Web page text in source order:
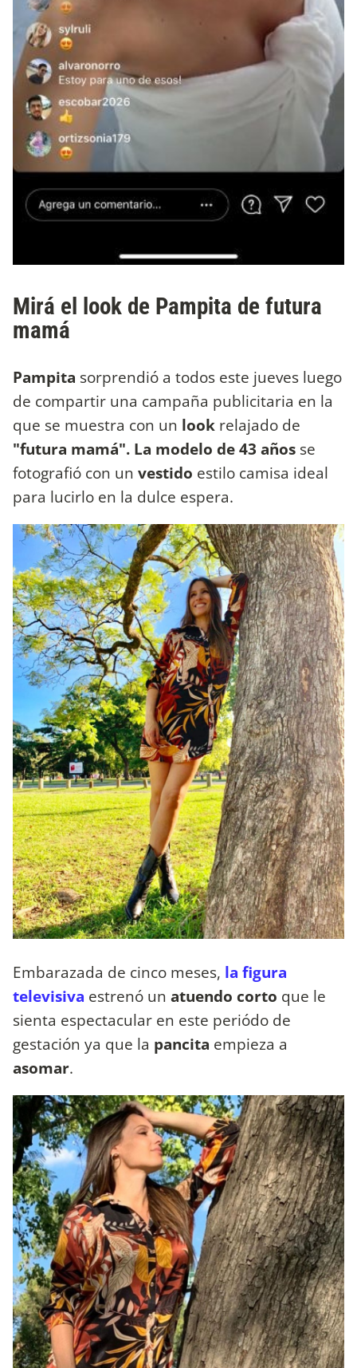
Mirá el look de Pampita de futura
mamá
Pampita sorprendió a todos este jueves luego
de compartir una campaña publicitaria en la
que se muestra con un look relajado de
"futura mamá". La modelo de 43 años se
fotografió con un vestido estilo camisa ideal
para lucirlo en la dulce espera.
Embarazada de cinco meses, la figura
televisiva estrenó un atuendo corto que le
sienta espectacular en este periódo de
gestación ya que la pancita empieza a
asomar.